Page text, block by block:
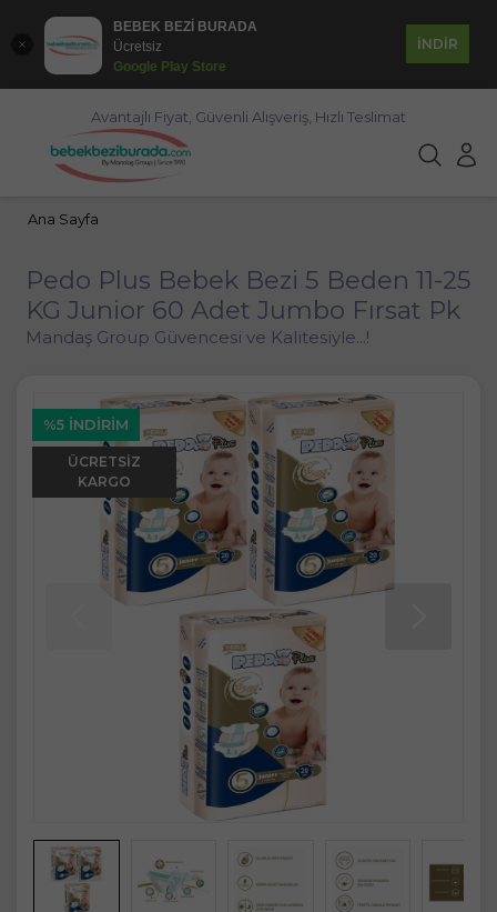
BEBEK BEZİ BURADA
Ücretsiz
Google Play Store
İNDİR
Avantajlı Fiyat, Güvenli Alışveriş, Hızlı Teslimat
Ana Sayfa
Pedo Plus Bebek Bezi 5 Beden 11-25
KG Junior 60 Adet Jumbo Fırsat Pk
Mandaş Group Güvencesi ve Kalitesiyle...!
%5 İNDIRIM
ÜCRETSIZ
KARGO